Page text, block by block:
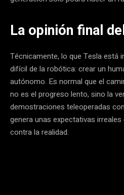
La opinión final
Técnicamente, lo que Tesla está
difícil de la robótica: crear un
autónomo. Es normal que el
no es el progreso lento, sino la
demostraciones teleoperadas
genera unas expectativas
contra la realidad.